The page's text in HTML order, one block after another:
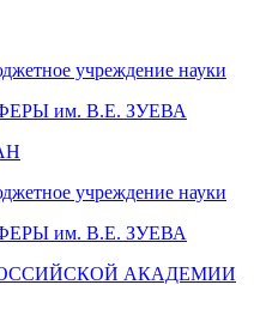
учреждение науки
им. В.Е. ЗУЕВА
учреждение науки
им. В.Е. ЗУЕВА
АКАДЕМИИ